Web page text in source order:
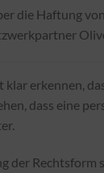
die Haftung
erkennen,
dass eine
der